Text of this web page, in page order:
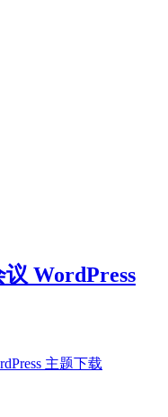
议 WordPress